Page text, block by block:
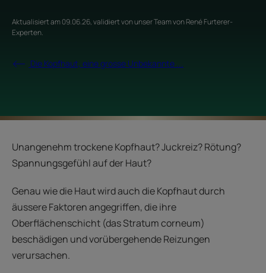
Aktualisiert am09.06.26, validiert vonunser Team von René Furterer-
Experten.
Die Kopfhaut, eine grosse Unbekannte ...
Unangenehm trockene Kopfhaut? Juckreiz? Rötung?
Spannungsgefühl auf der Haut?
Genau wie die Haut wird auch die Kopfhaut durch
äussere Faktoren angegriffen, die ihre
Oberflächenschicht (das Stratum corneum)
beschädigen und vorübergehende Reizungen
verursachen.